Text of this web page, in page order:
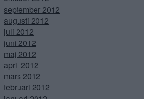
september 2012
augusti 2012
juli 2012
juni 2012
maj 2012
april 2012
mars 2012
februari 2012